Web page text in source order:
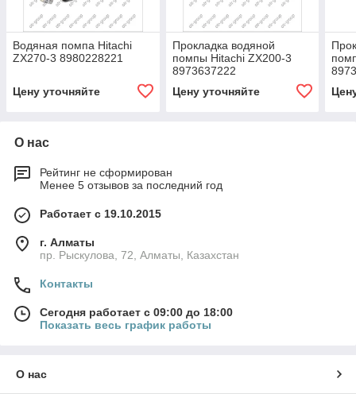
Водяная помпа Hitachi
ZX270-3 8980228221
Цену уточняйте
Прокладка водяной
помпы Hitachi ZX200-3
8973637222
Цену уточняйте
О нас
Рейтинг не сформирован
Менее 5 отзывов за последний год
Работает с 19.10.2015
г. Алматы
пр. Рыскулова, 72, Алматы, Казахстан
Контакты
Сегодня работает с 09:00 до 18:00
Показать весь график работы
О нас